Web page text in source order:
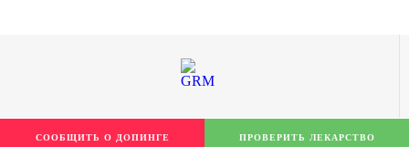
СООБЩИТЬ О ДОПИНГЕ ПРОВЕРИТЬ ЛЕКАРСТВО